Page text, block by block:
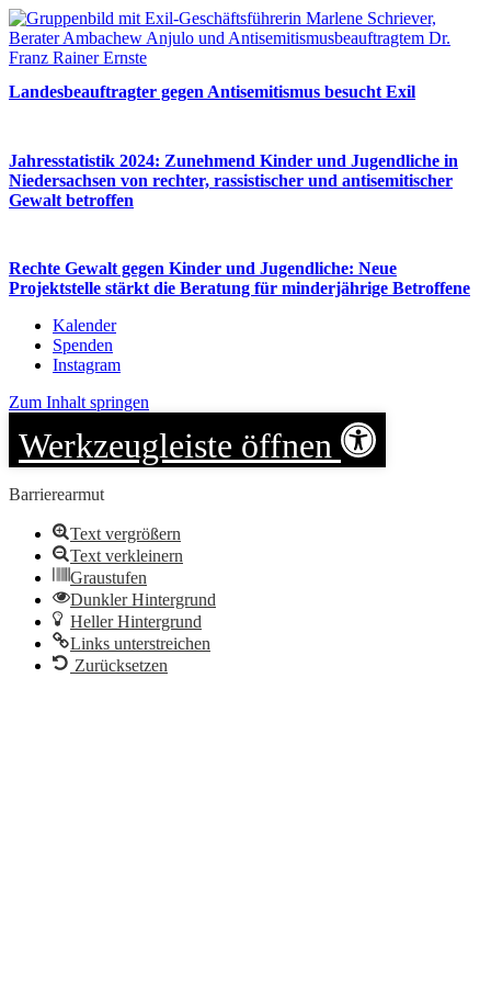
Landesbeauftragter gegen Antisemitismus besucht Exil
Jahresstatistik 2024: Zunehmend Kinder und Jugendliche in
Niedersachsen von rechter, rassistischer und antisemitischer
Gewalt betroffen
Rechte Gewalt gegen Kinder und Jugendliche: Neue
Projektstelle stärkt die Beratung für minderjährige Betroffene
Kalender
Spenden
Instagram
Zum Inhalt springen
Werkzeugleiste öffnen
Barrierearmut
Text vergrößern
Text verkleinern
Graustufen
Dunkler Hintergrund
Heller Hintergrund
Links unterstreichen
Zurücksetzen